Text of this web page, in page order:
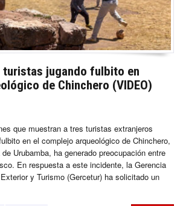
turistas jugando fulbito en
de Chinchero (VIDEO)
que muestran a tres turistas extranjeros
en el complejo arqueológico de Chinchero,
Urubamba, ha generado preocupación entre
En respuesta a este incidente, la Gerencia
y Turismo (Gercetur) ha solicitado un